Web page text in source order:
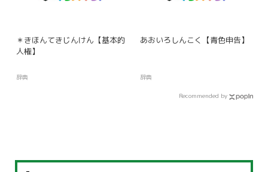
＊きほんてきじんけん【基本的
人権】
辞典
あおいろしんこく【青色申告】
辞典
Recommended by